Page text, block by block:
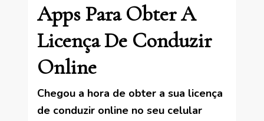
Apps Para Obter A
Licença De Conduzir
Online
Chegou a hora de obter a sua licença
de conduzir online no seu celular